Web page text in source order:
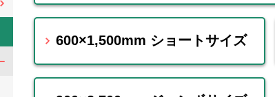
600×1,500mm ショートサイズ